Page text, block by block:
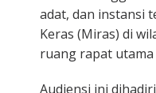
adat, dan instansi
Keras (Miras) di
ruang rapat utama
Audiensi ini